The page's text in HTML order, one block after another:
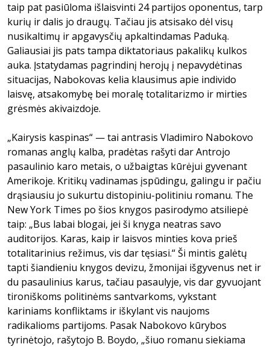
taip pat pasiūloma išlaisvinti 24 partijos oponentus, tarp
kurių ir dalis jo draugų. Tačiau jis atsisako dėl visų
nusikaltimų ir apgavysčių apkaltindamas Paduką.
Galiausiai jis pats tampa diktatoriaus pakalikų kulkos
auka. Įstatydamas pagrindinį herojų į nepavydėtinas
situacijas, Nabokovas kelia klausimus apie individo
laisvę, atsakomybę bei moralę totalitarizmo ir mirties
grėsmės akivaizdoje.
„Kairysis kaspinas“ — tai antrasis Vladimiro Nabokovo
romanas anglų kalba, pradėtas rašyti dar Antrojo
pasaulinio karo metais, o užbaigtas kūrėjui gyvenant
Amerikoje. Kritikų vadinamas įspūdingu, galingu ir pačiu
drąsiausiu jo sukurtu distopiniu-politiniu romanu. The
New York Times po šios knygos pasirodymo atsiliepė
taip: „Bus labai blogai, jei ši knyga neatras savo
auditorijos. Karas, kaip ir laisvos minties kova prieš
totalitarinius režimus, vis dar tęsiasi.“ Ši mintis galėtų
tapti šiandieniu knygos devizu, žmonijai išgyvenus net ir
du pasaulinius karus, tačiau pasaulyje, vis dar gyvuojant
tironiškoms politinėms santvarkoms, vykstant
kariniams konfliktams ir iškylant vis naujoms
radikalioms partijoms. Pasak Nabokovo kūrybos
tyrinėtojo, rašytojo B. Boydo, „šiuo romanu siekiama